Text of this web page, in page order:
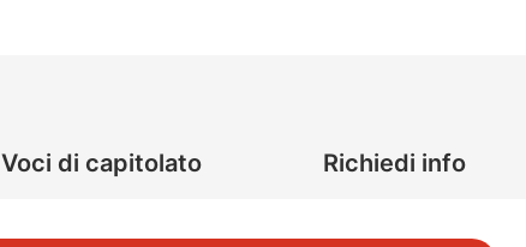
Voci di capitolato Richiedi info